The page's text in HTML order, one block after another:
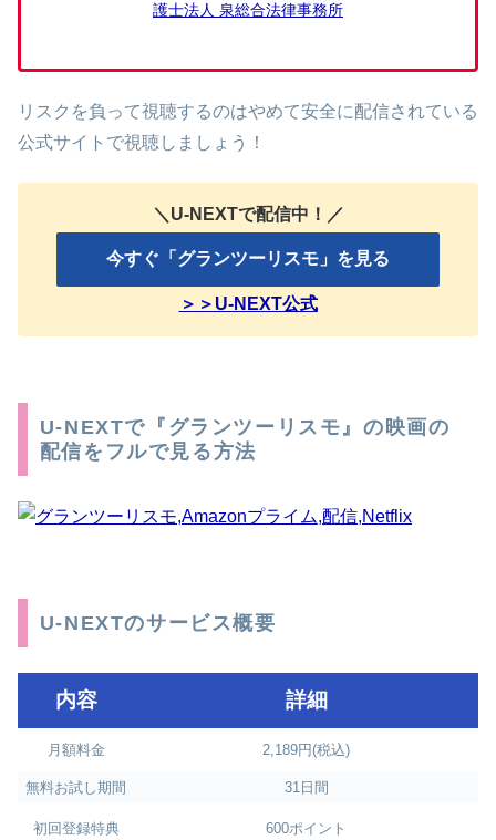
護士法人 泉総合法律事務所
リスクを負って視聴するのはやめて安全に配信されている
公式サイトで視聴しましょう！
＼U-NEXTで配信中！／
今すぐ「グランツーリスモ」を見る
＞＞U-NEXT公式
U-NEXTで『グランツーリスモ』の映画の
配信をフルで見る方法
U-NEXTのサービス概要
内容 詳細
月額料金 2,189円(税込)
無料お試し期間 31日間
初回登録特典 600ポイント